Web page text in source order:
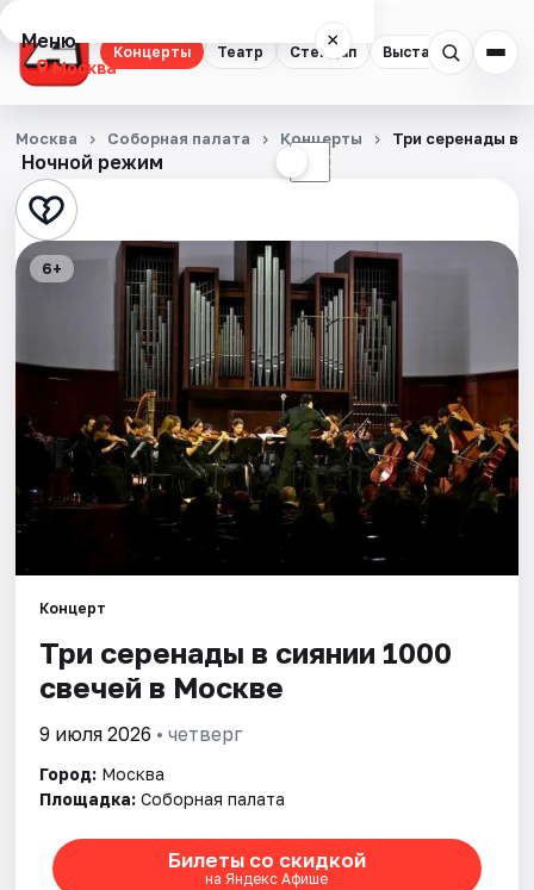
Концерты Театр Стендап Выставки
Меню ×
Москва
Концерты
Театр
Стендап
Экскурсии
Спорт
События
Площадки
Артисты
Ночной режим ☾
Москва Соборная палата Концерты Три серенады в
6+
Концерт
Три серенады в сиянии 1000
свечей в Москве
9 июля 2026 • четверг
Город: Москва
Площадка: Соборная палата
Билеты со скидкой
на Яндекс Афише